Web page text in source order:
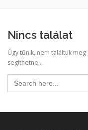
VÁSÁRLÁSI
Nincs találat
Úgy tűnik, nem találtuk
segíthetne...
Search
for: